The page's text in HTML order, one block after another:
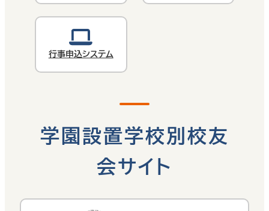
行事申込システム
学園設置学校別校友
会サイト